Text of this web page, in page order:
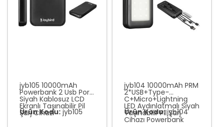
jyb105 10000mAh
Powerbank 2 Usb Port
Siyah Kablosuz LCD
Ekranlı Taşınabilir Pil
Şarj Cihazı
Ürün Kodu: jyb105
jyb104 10000mAh PRM
2*USB+Type-
C+Micro+Lightning
LED Aydınlatmalı Siyah
Taşınabilir Pil Şarj
Cihazı Powerbank
Ürün Kodu:jyb104